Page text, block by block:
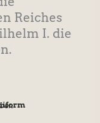
Reiches
I. die